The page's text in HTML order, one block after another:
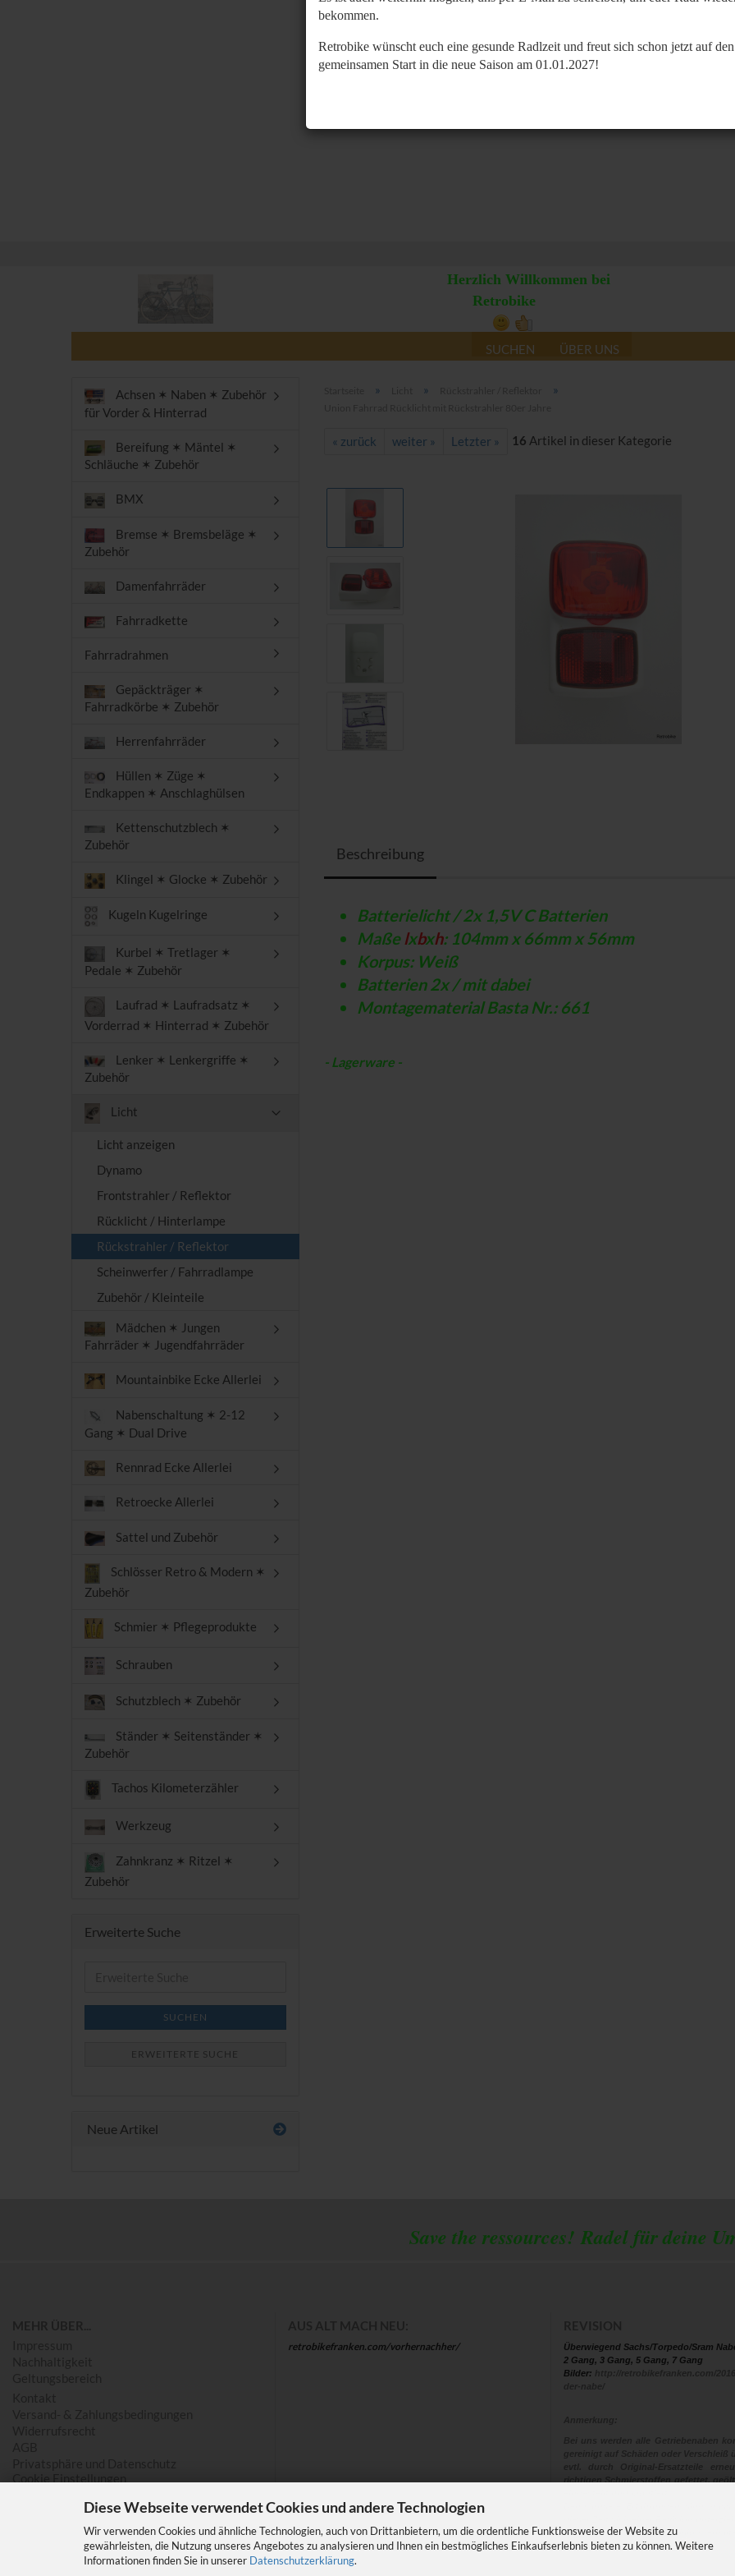
Diese Webseite verwendet Cookies und andere Technologien
Wir verwenden Cookies und ähnliche Technologien, auch von Drittanbietern, um die ordentliche Funktionsweise der Website zu
gewährleisten, die Nutzung unseres Angebotes zu analysieren und Ihnen ein bestmögliches Einkaufserlebnis bieten zu können. Weitere
Informationen finden Sie in unserer Datenschutzerklärung.
bekommen.
Retrobike wünscht euch eine gesunde Radlzeit und freut sich schon jetzt auf den
gemeinsamen Start in die neue Saison am 01.01.2027!
Herzlich Willkommen bei
Retrobike
SUCHEN ÜBER UNS
» » »
« zurück weiter » Letzter » 16 Artikel in dieser Kategorie
Beschreibung
Batterielicht / 2x 1,5V C Batterien
Maße lxbxh: 104mm x 66mm x 56mm
Korpus: Weiß
Batterien 2x / mit dabei
Montagematerial Basta Nr.: 661
- Lagerware -
Achsen ✶ Naben ✶ Zubehör
für Vorder & Hinterrad
Bereifung ✶ Mäntel ✶
Schläuche ✶ Zubehör
BMX
Bremse ✶ Bremsbeläge ✶
Zubehör
Damenfahrräder
Fahrradkette
Fahrradrahmen
Gepäckträger ✶
Fahrradkörbe ✶ Zubehör
Herrenfahrräder
Hüllen ✶ Züge ✶
Endkappen ✶ Anschlaghülsen
Kettenschutzblech ✶
Zubehör
Klingel ✶ Glocke ✶ Zubehör
Kugeln Kugelringe
Kurbel ✶ Tretlager ✶
Pedale ✶ Zubehör
Laufrad ✶ Laufradsatz ✶
Vorderrad ✶ Hinterrad ✶ Zubehör
Lenker ✶ Lenkergriffe ✶
Zubehör
Licht
Licht anzeigen
Dynamo
Frontstrahler / Reflektor
Rücklicht / Hinterlampe
Rückstrahler / Reflektor
Scheinwerfer / Fahrradlampe
Zubehör / Kleinteile
Mädchen ✶ Jungen
Fahrräder ✶ Jugendfahrräder
Mountainbike Ecke Allerlei
Nabenschaltung ✶ 2-12
Gang ✶ Dual Drive
Rennrad Ecke Allerlei
Retroecke Allerlei
Sattel und Zubehör
Schlösser Retro & Modern ✶
Zubehör
Schmier ✶ Pflegeprodukte
Schrauben
Schutzblech ✶ Zubehör
Ständer ✶ Seitenständer ✶
Zubehör
Tachos Kilometerzähler
Werkzeug
Zahnkranz ✶ Ritzel ✶
Zubehör
Erweiterte Suche
SUCHEN
ERWEITERTE SUCHE
Neue Artikel
Save the ressources! Radel für deine
retrobikefranken.com/vorhernachher/
Überwiegend Sachs/Torpedo/Sram
2 Gang, 3 Gang, 5 Gang, 7 Gang
Bilder:
Eine Nabe die eine Revision
Sicherheit und Fahrspass